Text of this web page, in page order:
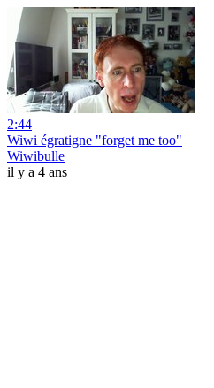
2:44
Wiwi égratigne "forget me too"
Wiwibulle
il y a 4 ans